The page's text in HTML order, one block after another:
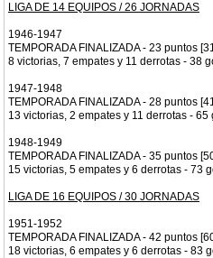
LIGA DE 14 EQUIPOS / 26 JORNADAS
1946-1947
TEMPORADA FINALIZADA - 23 puntos
8 victorias, 7 empates y 11 derrotas - 38
1947-1948
TEMPORADA FINALIZADA - 28 puntos
13 victorias, 2 empates y 11 derrotas -
1948-1949
TEMPORADA FINALIZADA - 35 puntos
15 victorias, 5 empates y 6 derrotas - 73
LIGA DE 16 EQUIPOS / 30 JORNADAS
1951-1952
TEMPORADA FINALIZADA - 42 puntos
18 victorias, 6 empates y 6 derrotas - 83